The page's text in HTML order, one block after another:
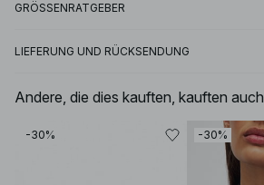
GRÖSSENRATGEBER
LIEFERUNG UND RÜCKSENDUNG
Andere, die dies kauften, kauften auch
-30% -30%